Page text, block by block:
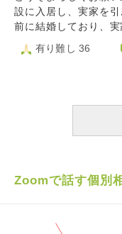
設に入居し、実家を
前に結婚しており、
お仏壇を祀っていま
家の名前の直系であ
ですが、恥ずかしな
私が引き取ったので
所がなく、私自身、
有り難し 36
Zoomで話す個別